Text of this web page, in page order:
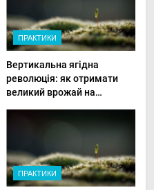
ПРАКТИКИ
Вертикальна ягідна
революція: як отримати
великий врожай на
ПРАКТИКИ